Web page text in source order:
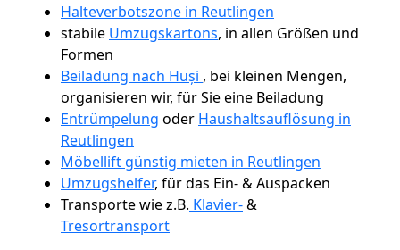
Halteverbotszone in Reutlingen
stabile Umzugskartons, in allen Größen und
Formen
Beiladung nach Huși , bei kleinen Mengen,
organisieren wir, für Sie eine Beiladung
Entrümpelung oder Haushaltsauflösung in
Reutlingen
Möbellift günstig mieten in Reutlingen
Umzugshelfer, für das Ein- & Auspacken
Transporte wie z.B. Klavier-&
Tresortransport